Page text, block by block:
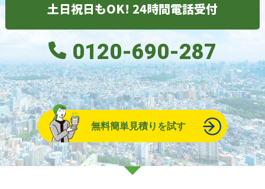
土日祝日もOK! 24時間電話受付
0120-690-287
無料簡単見積りを試す